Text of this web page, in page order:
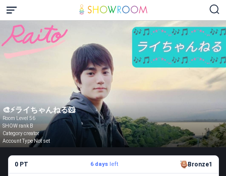
🎨⚡ライちゃんねる🐹
Room Level 56
SHOW rank B
Category creator
Account Type Not set
0 PT 6 days left Bronze1